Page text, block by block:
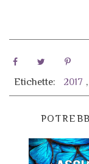
Etichette: 2017 ,